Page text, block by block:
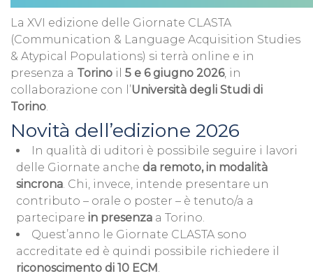
La XVI edizione delle Giornate CLASTA
(Communication & Language Acquisition Studies
& Atypical Populations) si terrà online e in
presenza a Torino il 5 e 6 giugno 2026, in
collaborazione con l’Università degli Studi di
Torino.
Novità dell’edizione 2026
In qualità di uditori è possibile seguire i lavori
delle Giornate anche da remoto, in modalità
sincrona. Chi, invece, intende presentare un
contributo – orale o poster – è tenuto/a a
partecipare in presenza a Torino.
Quest’anno le Giornate CLASTA sono
accreditate ed è quindi possibile richiedere il
riconoscimento di 10 ECM .